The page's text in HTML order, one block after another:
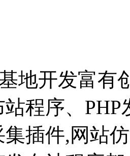
地开发富有
程序、
插件,网站